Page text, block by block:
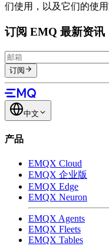
们使用，以及它们的使用
订阅 EMQ 最新资讯
订阅
中文
产品
EMQX Cloud
EMQX 企业版
EMQX Edge
EMQX Neuron
EMQX Agents
EMQX Fleets
EMQX Tables